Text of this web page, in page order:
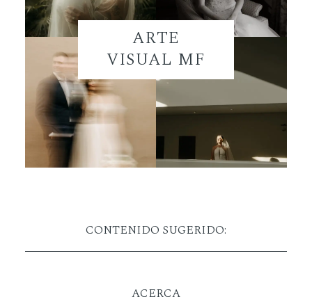
ARTE
VISUAL MF
CONTENIDO SUGERIDO:
ACERCA